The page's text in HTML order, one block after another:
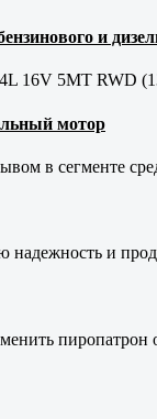
и
16V 5MT RWD
мотор
в сегменте
и